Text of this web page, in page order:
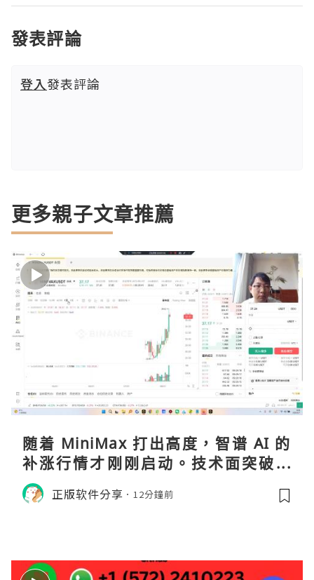
發表評論
登入發表評論
更多親子文章推薦
随着 MiniMax 打出高度，智谱 AI 的
补涨行情才刚刚启动。技术面突破在
即，基本面逻辑硬朗，目标先看 170，
顺势做多，在巨头上市潮来临前享受泡
正版软件分享 12分鐘前